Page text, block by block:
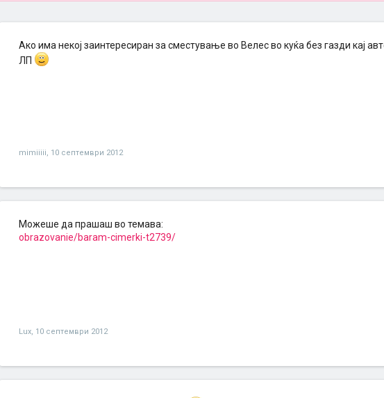
Ако има некој заинтересиран за сместување во Велес во куќа без газди кај
ЛП
mimiiiii, 10 септември 2012
Можеше да прашаш во темава:
obrazovanie/baram-cimerki-t2739/
Lux, 10 септември 2012